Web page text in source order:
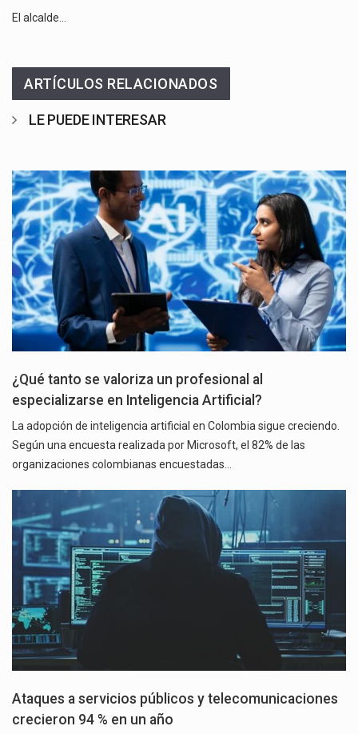
El alcalde…
ARTÍCULOS RELACIONADOS
LE PUEDE INTERESAR
¿Qué tanto se valoriza un profesional al
especializarse en Inteligencia Artificial?
La adopción de inteligencia artificial en Colombia sigue creciendo.
Según una encuesta realizada por Microsoft, el 82% de las
organizaciones colombianas encuestadas…
Ataques a servicios públicos y telecomunicaciones
crecieron 94 % en un año